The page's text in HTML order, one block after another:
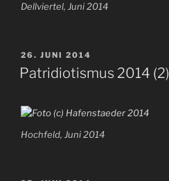
Dellviertel, Juni 2014
VERÖFFENTLICHT
AM
26. JUNI 2014
Patridiotismus 2014 (2)
Hochfeld, Juni 2014